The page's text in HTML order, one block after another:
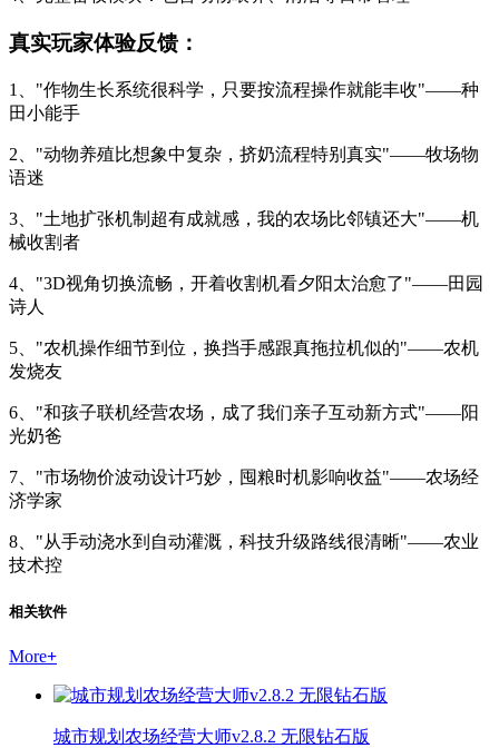
真实玩家体验反馈：
1、"作物生长系统很科学，只要按流程操作就能丰收"——种
田小能手
2、"动物养殖比想象中复杂，挤奶流程特别真实"——牧场物
语迷
3、"土地扩张机制超有成就感，我的农场比邻镇还大"——机
械收割者
4、"3D视角切换流畅，开着收割机看夕阳太治愈了"——田园
诗人
5、"农机操作细节到位，换挡手感跟真拖拉机似的"——农机
发烧友
6、"和孩子联机经营农场，成了我们亲子互动新方式"——阳
光奶爸
7、"市场物价波动设计巧妙，囤粮时机影响收益"——农场经
济学家
8、"从手动浇水到自动灌溉，科技升级路线很清晰"——农业
技术控
相关软件
More+
城市规划农场经营大师v2.8.2 无限钻石版